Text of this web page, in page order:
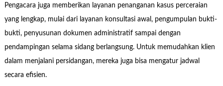
Pengacara juga memberikan layanan penanganan kasus perceraian
yang lengkap, mulai dari layanan konsultasi awal, pengumpulan bukti-
bukti, penyusunan dokumen administratif sampai dengan
pendampingan selama sidang berlangsung. Untuk memudahkan klien
dalam menjalani persidangan, mereka juga bisa mengatur jadwal
secara efisien.